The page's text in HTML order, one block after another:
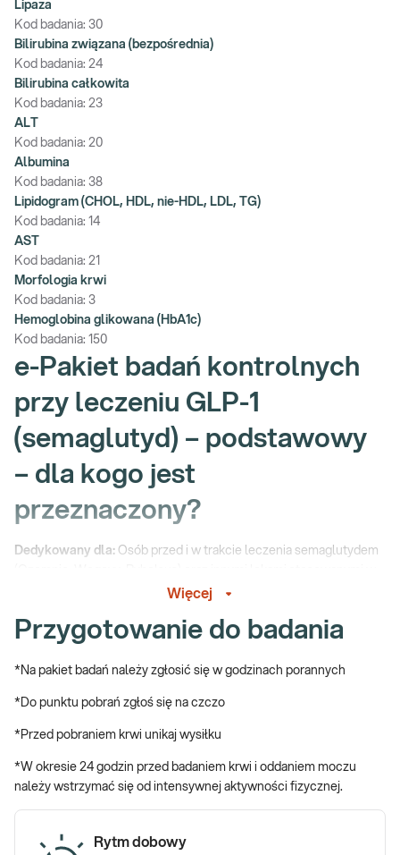
Lipaza
Kod badania: 30
Bilirubina związana (bezpośrednia)
Kod badania: 24
Bilirubina całkowita
Kod badania: 23
ALT
Kod badania: 20
Albumina
Kod badania: 38
Lipidogram (CHOL, HDL, nie-HDL, LDL, TG)
Kod badania: 14
AST
Kod badania: 21
Morfologia krwi
Kod badania: 3
Hemoglobina glikowana (HbA1c)
Kod badania: 150
e-Pakiet badań kontrolnych
przy leczeniu GLP-1
(semaglutyd) – podstawowy
– dla kogo jest
przeznaczony?
Dedykowany dla: Osób przed i w trakcie leczenia semaglutydem
leczeniu otyłości (Saxenda, Victoza, Trulicity, Mounjaro)
Wskazany:
badania kontrolne
U niektórych pacjentów leczenie otyłości, insulinooporności lub
cukrzycy typu 2 za pomocą diety, aktywności fizycznej i
efektów, stąd coraz częściej stosowana jest terapia agonistami
Więcej
Przygotowanie do badania
*Na pakiet badań należy zgłosić się w godzinach porannych
*Do punktu pobrań zgłoś się na czczo
*Przed pobraniem krwi unikaj wysiłku
*W okresie 24 godzin przed badaniem krwi i oddaniem moczu
należy wstrzymać się od intensywnej aktywności fizycznej.
Rytm dobowy